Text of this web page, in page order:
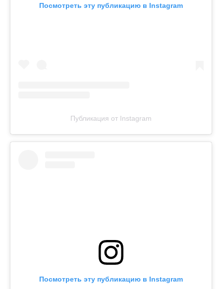
Посмотреть эту публикацию в Instagram
Публикация от Instagram
Посмотреть эту публикацию в Instagram